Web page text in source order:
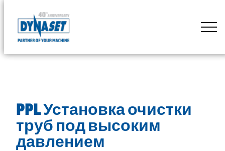
content
DYNASET
by
PPL Установка очистки
труб под высоким
давлением